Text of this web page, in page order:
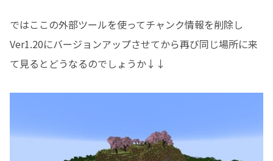
ではここの外部ツールを使ってチャンク情報を削除し
Ver1.20にバージョンアップさせてから再び同じ場所に来
て見るとどうなるのでしょうか↓↓